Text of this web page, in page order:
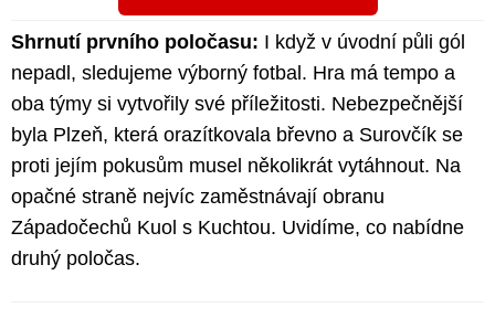
Shrnutí prvního poločasu: I když v úvodní půli gól
nepadl, sledujeme výborný fotbal. Hra má tempo a
oba týmy si vytvořily své příležitosti. Nebezpečnější
byla Plzeň, která orazítkovala břevno a Surovčík se
proti jejím pokusům musel několikrát vytáhnout. Na
opačné straně nejvíc zaměstnávají obranu
Západočechů Kuol s Kuchtou. Uvidíme, co nabídne
druhý poločas.